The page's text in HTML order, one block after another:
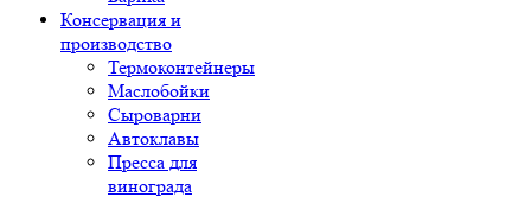
Консервация и
производство
Термоконтейнеры
Маслобойки
Сыроварни
Автоклавы
Пресса для
винограда